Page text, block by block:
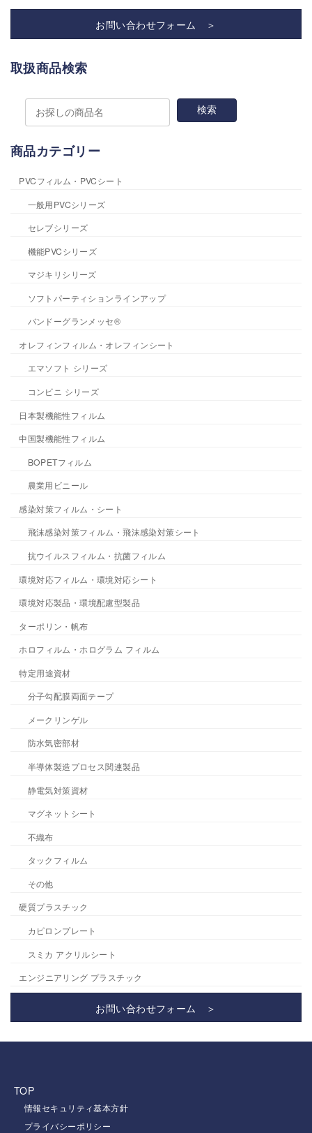
お問い合わせフォーム ＞
取扱商品検索
商品カテゴリー
PVCフィルム・PVCシート
一般用PVCシリーズ
セレブシリーズ
機能PVCシリーズ
マジキリシリーズ
ソフトパーティションラインアップ
バンドーグランメッセ®
オレフィンフィルム・オレフィンシート
エマソフト シリーズ
コンビニ シリーズ
日本製機能性フィルム
中国製機能性フィルム
BOPETフィルム
農業用ビニール
感染対策フィルム・シート
飛沫感染対策フィルム・飛沫感染対策シート
抗ウイルスフィルム・抗菌フィルム
環境対応フィルム・環境対応シート
環境対応製品・環境配慮型製品
ターポリン・帆布
ホロフィルム・ホログラム フィルム
特定用途資材
分子勾配膜両面テープ
メークリンゲル
防水気密部材
半導体製造プロセス関連製品
静電気対策資材
マグネットシート
不織布
タックフィルム
その他
硬質プラスチック
カピロンプレート
スミカ アクリルシート
エンジニアリング プラスチック
お問い合わせフォーム ＞
TOP
情報セキュリティ基本方針
プライバシーポリシー